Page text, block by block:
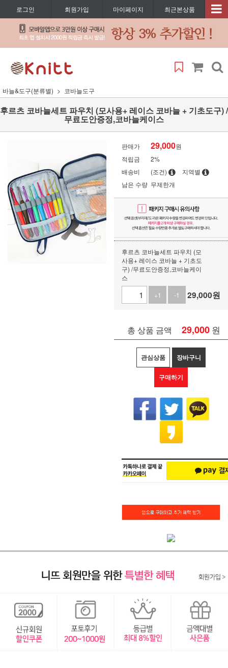
로그인 회원가입 마이페이지 최근본상품
바늘&도구(분류별) 코바늘도구
후르츠 코바늘세트 파우치 (모사용+ 레이스 코바늘 + 기초도구) /
무료도안증정,코바늘케이스
판매가 29,000원
적립금
2%
배송비
(조건)
지역별
남은 수량 무제한개
후르츠 코바늘세트 파우치 (모
사용+ 레이스 코바늘 + 기초도
구) /무료도안증정,코바늘케이
스
+1
-1 29,000원
총 상품 금액 29,000 원
관심상품 장바구니
구매하기